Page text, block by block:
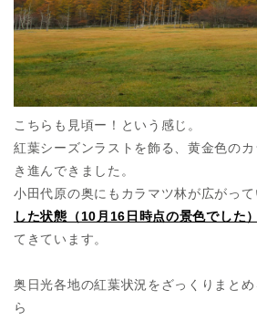
こちらも見頃ー！という感じ。
紅葉シーズンラストを飾る、黄金色の
き進んできました。
小田代原の奥にもカラマツ林が広がっ
した状態（10月16日時点の景色でした）
てきています。
奥日光各地の紅葉状況をざっくりまと
ら